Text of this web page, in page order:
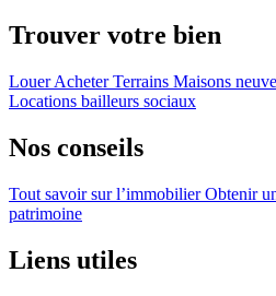
Trouver votre bien
LouerAcheterTerrains Maisons
Locations bailleurs sociaux
Nos conseils
Tout savoir sur l’immobilierObtenir
patrimoine
Liens utiles